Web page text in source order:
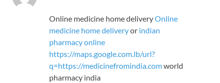
Online medicine home deliveryOnline
medicine home deliveryor indian
pharmacy online
https://maps.google.com.lb/url?
q=https://medicinefromindia.comworld
pharmacy india